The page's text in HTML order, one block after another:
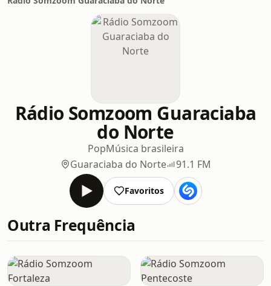
Rádio Somzoom Guaraciaba
do Norte
PopMúsica brasileira
Guaraciaba do Norte
91.1 FM
Favoritos
Outra Frequência